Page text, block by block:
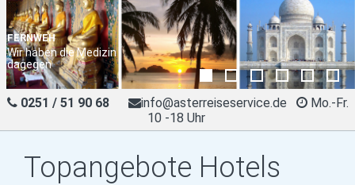
FERNWEH
Wir haben die Medizin
dagegen
0251 / 51 90 68 info@asterreiseservice.de
Mo.-Fr.
10 -18 Uhr
Topangebote Hotels